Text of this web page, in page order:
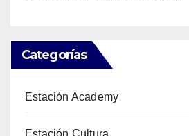
Categorías
Estación Academy